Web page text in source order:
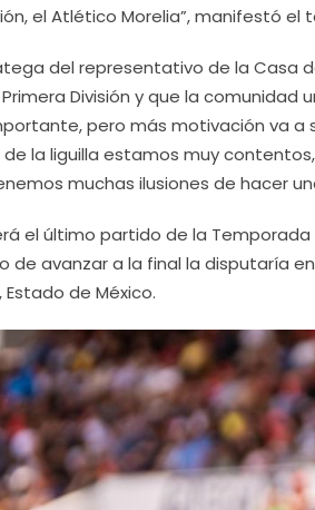
el Atlético Morelia”, manifestó el
del representativo de la Casa
División y que la comunidad
pero más motivación va a
la liguilla estamos muy
muchas ilusiones de hacer
el último partido de la
de avanzar a la final la disputaría
Estado de México.